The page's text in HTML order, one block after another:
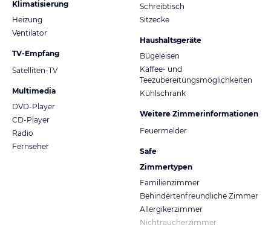
Klimatisierung
Heizung
Ventilator
TV-Empfang
Satelliten-TV
Multimedia
DVD-Player
CD-Player
Radio
Fernseher
Schreibtisch
Sitzecke
Haushaltsgeräte
Bügeleisen
Kaffee- und
Teezubereitungsmöglichkeiten
Kühlschrank
Weitere Zimmerinformationen
Feuermelder
Safe
Zimmertypen
Familienzimmer
Behindertenfreundliche Zimmer
Allergikerzimmer
Nichtraucherzimmer